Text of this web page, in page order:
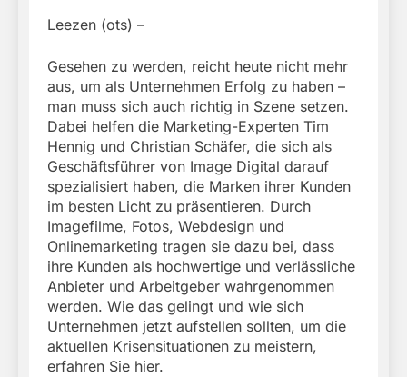
Leezen (ots) –
Gesehen zu werden, reicht heute nicht mehr
aus, um als Unternehmen Erfolg zu haben –
man muss sich auch richtig in Szene setzen.
Dabei helfen die Marketing-Experten Tim
Hennig und Christian Schäfer, die sich als
Geschäftsführer von Image Digital darauf
spezialisiert haben, die Marken ihrer Kunden
im besten Licht zu präsentieren. Durch
Imagefilme, Fotos, Webdesign und
Onlinemarketing tragen sie dazu bei, dass
ihre Kunden als hochwertige und verlässliche
Anbieter und Arbeitgeber wahrgenommen
werden. Wie das gelingt und wie sich
Unternehmen jetzt aufstellen sollten, um die
aktuellen Krisensituationen zu meistern,
erfahren Sie hier.